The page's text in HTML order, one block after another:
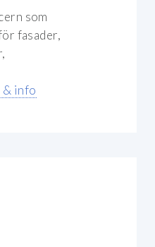
som
fasader,
& info